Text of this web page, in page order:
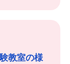
教室の様